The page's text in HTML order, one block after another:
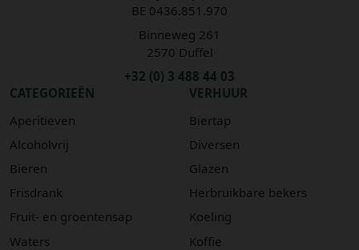
BE 0436.851.970
Binneweg 261
2570 Duffel
+32 (0) 3 488 44 03
CATEGORIEËN
Aperitieven
Alcoholvrij
Bieren
Frisdrank
Fruit- en groentensap
Waters
VERHUUR
Biertap
Diversen
Glazen
Herbruikbare bekers
Koeling
Koffie